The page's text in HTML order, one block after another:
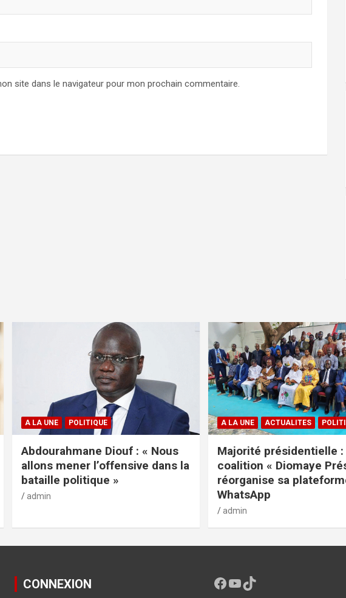
site dans le navigateur pour mon prochain commentaire.
A LA UNE POLITIQUE
Abdourahmane Diouf : « Nous
allons mener l’offensive dans la
bataille politique »
admin
A LA UNE ACTUALITES
Majorité présidentielle :
coalition « Diomaye
réorganise sa
WhatsApp
admin
CONNEXION